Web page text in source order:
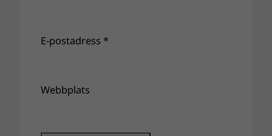
E-postadress *
Webbplats